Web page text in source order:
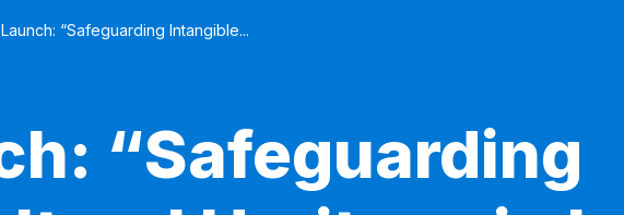
“Safeguarding Intangible...
“Safeguarding